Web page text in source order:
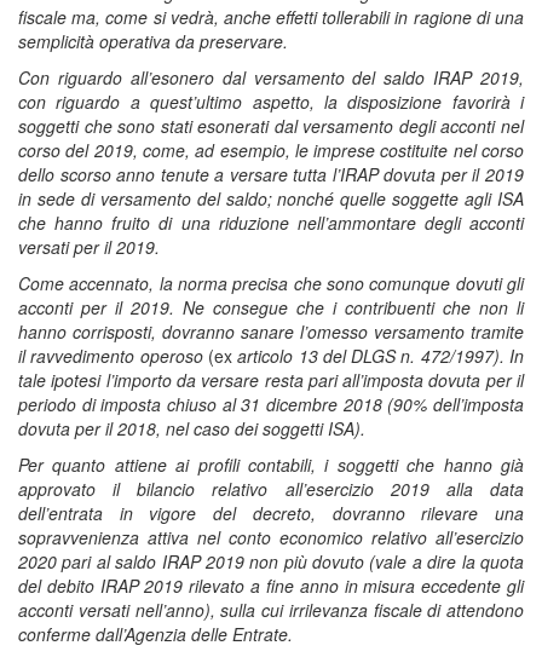
fiscale ma, come si vedrà, anche effetti tollerabili in ragione di una
semplicità operativa da preservare.
Con riguardo all’esonero dal versamento del saldo IRAP 2019,
con riguardo a quest’ultimo aspetto, la disposizione favorirà i
soggetti che sono stati esonerati dal versamento degli acconti nel
corso del 2019, come, ad esempio, le imprese costituite nel corso
dello scorso anno tenute a versare tutta l’IRAP dovuta per il 2019
in sede di versamento del saldo; nonché quelle soggette agli ISA
che hanno fruito di una riduzione nell’ammontare degli acconti
versati per il 2019.
Come accennato, la norma precisa che sono comunque dovuti gli
acconti per il 2019. Ne consegue che i contribuenti che non li
hanno corrisposti, dovranno sanare l’omesso versamento tramite
il ravvedimento operoso (exarticolo 13 del DLGS n. 472/1997). In
tale ipotesi l’importo da versare resta pari all’imposta dovuta per il
periodo di imposta chiuso al 31 dicembre 2018 (90% dell’imposta
dovuta per il 2018, nel caso dei soggetti ISA).
Per quanto attiene ai profili contabili, i soggetti che hanno già
approvato il bilancio relativo all’esercizio 2019 alla data
dell’entrata in vigore del decreto, dovranno rilevare una
sopravvenienza attiva nel conto economico relativo all’esercizio
2020 pari al saldo IRAP 2019 non più dovuto (vale a dire la quota
del debito IRAP 2019 rilevato a fine anno in misura eccedente gli
acconti versati nell’anno), sulla cui irrilevanza fiscale di attendono
conferme dall’Agenzia delle Entrate.